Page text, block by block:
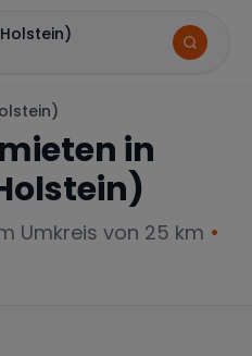
in
Umkreis von 25 km •